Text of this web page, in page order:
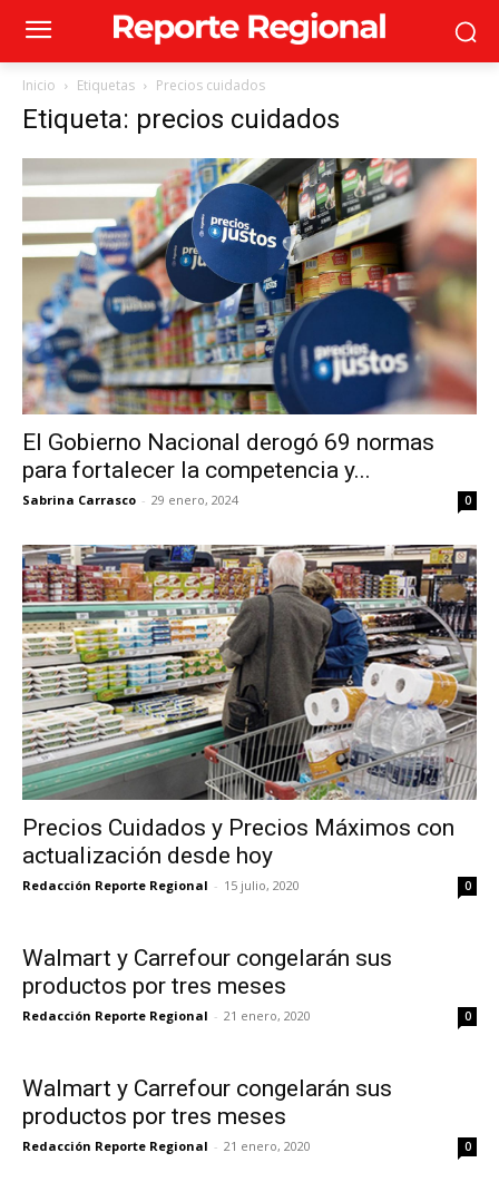
Inicio Etiquetas Precios cuidados
Etiqueta: precios cuidados
El Gobierno Nacional derogó 69 normas
para fortalecer la competencia y...
Sabrina Carrasco - 29 enero, 2024 0
Precios Cuidados y Precios Máximos con
actualización desde hoy
Redacción Reporte Regional - 15 julio, 2020 0
Walmart y Carrefour congelarán sus
productos por tres meses
Redacción Reporte Regional - 21 enero, 2020 0
Walmart y Carrefour congelarán sus
productos por tres meses
Redacción Reporte Regional - 21 enero, 2020 0